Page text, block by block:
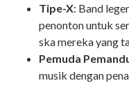
Tipe-X: Band
penonton untuk
ska mereka yang
Pemuda
musik dengan